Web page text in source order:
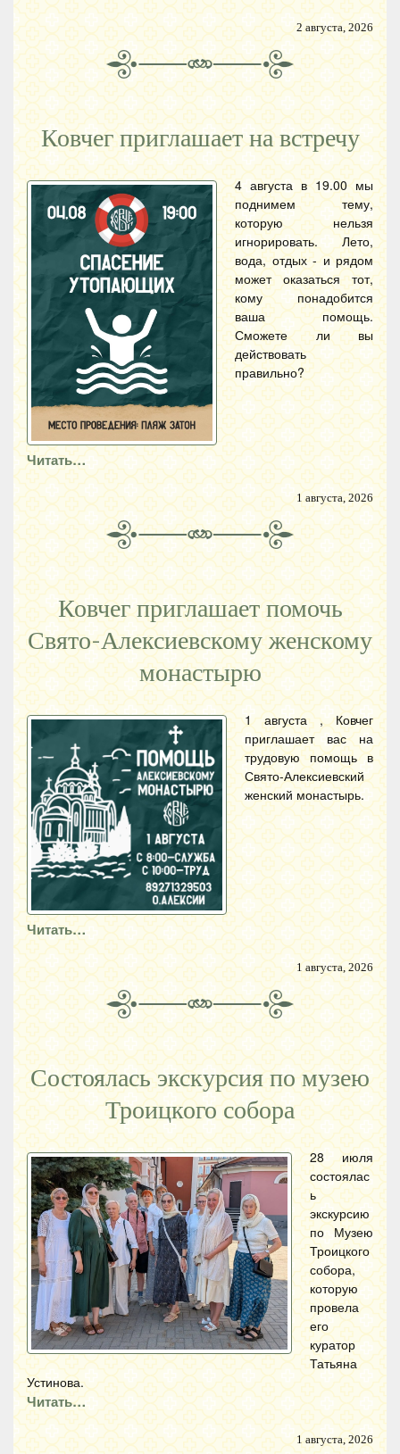
2 августа, 2026
Ковчег приглашает на встречу
4 августа в 19.00 мы
поднимем тему,
которую нельзя
игнорировать. Лето,
вода, отдых - и рядом
может оказаться тот,
кому понадобится
ваша помощь.
Сможете ли вы
действовать
правильно?
Читать…
1 августа, 2026
Ковчег приглашает помочь
Свято-Алексиевскому женскому
монастырю
1 августа , Ковчег
приглашает вас на
трудовую помощь в
Свято-Алексиевский
женский монастырь.
Читать…
1 августа, 2026
Состоялась экскурсия по музею
Троицкого собора
28 июля
состоялас
ь
экскурсию
по Музею
Троицкого
собора,
которую
провела
его
куратор
Татьяна
Устинова.
Читать…
1 августа, 2026